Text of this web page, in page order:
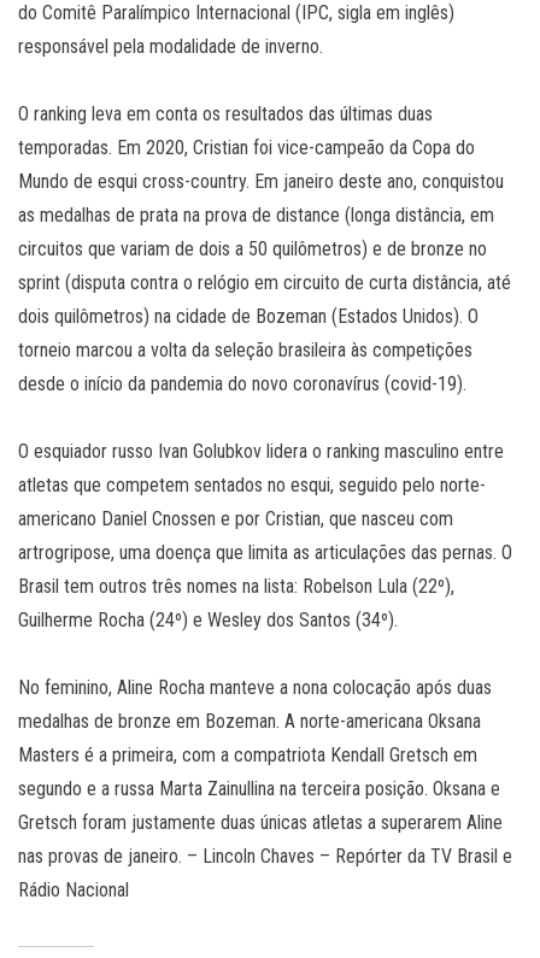
do Comitê Paralímpico Internacional (IPC, sigla em inglês)
responsável pela modalidade de inverno.
O ranking leva em conta os resultados das últimas duas
temporadas. Em 2020, Cristian foi vice-campeão da Copa do
Mundo de esqui cross-country. Em janeiro deste ano, conquistou
as medalhas de prata na prova de distance (longa distância, em
circuitos que variam de dois a 50 quilômetros) e de bronze no
sprint (disputa contra o relógio em circuito de curta distância, até
dois quilômetros) na cidade de Bozeman (Estados Unidos). O
torneio marcou a volta da seleção brasileira às competições
desde o início da pandemia do novo coronavírus (covid-19).
O esquiador russo Ivan Golubkov lidera o ranking masculino entre
atletas que competem sentados no esqui, seguido pelo norte-
americano Daniel Cnossen e por Cristian, que nasceu com
artrogripose, uma doença que limita as articulações das pernas. O
Brasil tem outros três nomes na lista: Robelson Lula (22º),
Guilherme Rocha (24º) e Wesley dos Santos (34º).
No feminino, Aline Rocha manteve a nona colocação após duas
medalhas de bronze em Bozeman. A norte-americana Oksana
Masters é a primeira, com a compatriota Kendall Gretsch em
segundo e a russa Marta Zainullina na terceira posição. Oksana e
Gretsch foram justamente duas únicas atletas a superarem Aline
nas provas de janeiro. – Lincoln Chaves – Repórter da TV Brasil e
Rádio Nacional